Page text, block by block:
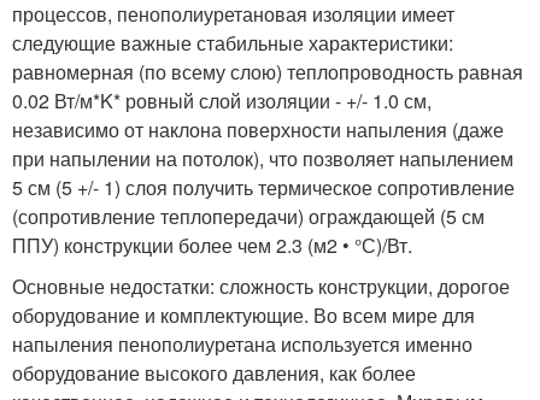
процессов, пенополиуретановая изоляции имеет
следующие важные стабильные характеристики:
равномерная (по всему слою) теплопроводность равная
0.02 Вт/м*K* ровный слой изоляции - +/- 1.0 см,
независимо от наклона поверхности напыления (даже
при напылении на потолок), что позволяет напылением
5 см (5 +/- 1) слоя получить термическое сопротивление
(сопротивление теплопередачи) ограждающей (5 см
ППУ) конструкции более чем 2.3 (м2 • °С)/Вт.
Основные недостатки: сложность конструкции, дорогое
оборудование и комплектующие. Во всем мире для
напыления пенополиуретана используется именно
оборудование высокого давления, как более